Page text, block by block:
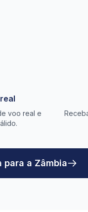
voo real e
para a Zâmbia